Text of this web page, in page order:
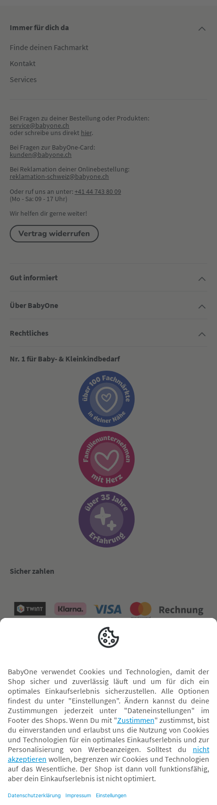
Immer für dich da
Finde deinen Fachmarkt
Kontakt
Services
Bei Fragen zu deiner Bestellung oder Produkten:
service@babyone.ch
oder schreibe uns direkt hier.
Bei Fragen zur BabyOne-Card:
kunden@babyone.ch
Bei Reklamation deiner Onlinebestellung:
reklamation-schweiz@babyone.ch
Oder ruf uns an unter:+41 44 743 80 09
(Mo - Sa: 09 - 17 Uhr)
Wir helfen dir gerne weiter!
Vertrag widerrufen
Gut informiert
Über BabyOne
Rechtliches
Nr. 1 für Baby- & Kleinkindbedarf
Sicher zahlen
* Alle Preise inkl. MwSt. und ggf. zzgl.Versandkosten. Der dargestellte Preis gilt -
abhängig von der von dir gewählten Option - im BabyOne-Onlineshop oder bei
Abholung in dem von dir gewählten BabyOne-Franchise-Betrieb. Der für den
Onlineshop geltende Preis stellt bei einem Verkauf durch unsere Franchise-
Nehmer eine unverbindliche Preisempfehlung dar. Der Verkaufspreis der
Franchise-Nehmer im Rahmen der Option „Reservieren und Abholen“ kann
Versandzeiten gelten nur bei Bezahlung mit einer der folgenden Zahlarten: